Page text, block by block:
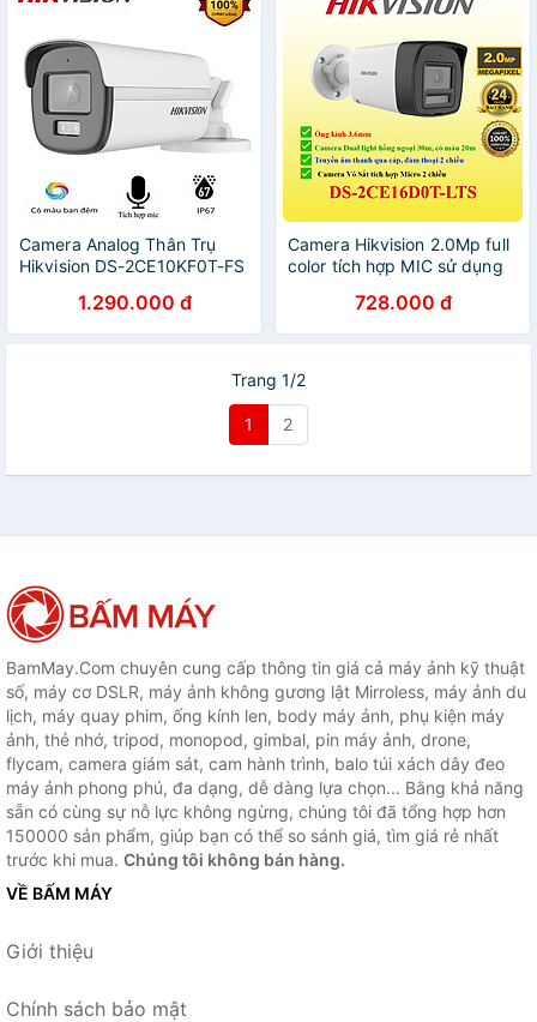
Camera Analog Thân Trụ
Hikvision DS-2CE10KF0T-FS
Ban Đêm 3K, Tích Hợp
Mic. IP67,TVI/AHD - Hàng
1.290.000 đ
Camera Hikvision 2.0Mp full
color tích hợp MIC sử dụng
2CE16D0T-LTS, DS-
2CE78D0T-LTS, DS-
hãng
728.000 đ
Trang 1/2
1 2
BamMay.Com chuyên cung cấp thông tin giá cả máy ảnh kỹ thuật
số, máy cơ DSLR, máy ảnh không gương lật Mirroless, máy ảnh du
lịch, máy quay phim, ống kính len, body máy ảnh, phụ kiện máy
ảnh, thẻ nhớ, tripod, monopod, gimbal, pin máy ảnh, drone,
flycam, camera giám sát, cam hành trình, balo túi xách dây đeo
máy ảnh phong phú, đa dạng, dễ dàng lựa chọn... Bằng khả năng
sẵn có cùng sự nỗ lực không ngừng, chúng tôi đã tổng hợp hơn
150000 sản phẩm, giúp bạn có thể so sánh giá, tìm giá rẻ nhất
trước khi mua. Chúng tôi không bán hàng.
VỀ BẤM MÁY
Giới thiệu
Chính sách bảo mật